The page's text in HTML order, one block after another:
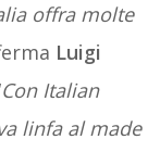
offra molte
Luigi
Con Italian
linfa al made